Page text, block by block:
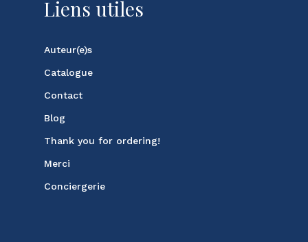
Liens utiles
Auteur(e)s
Catalogue
Contact
Blog
Thank you for ordering!
Merci
Conciergerie